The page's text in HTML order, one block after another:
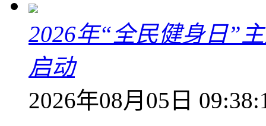
2026年“全民健身日”
启动
2026年08月05日